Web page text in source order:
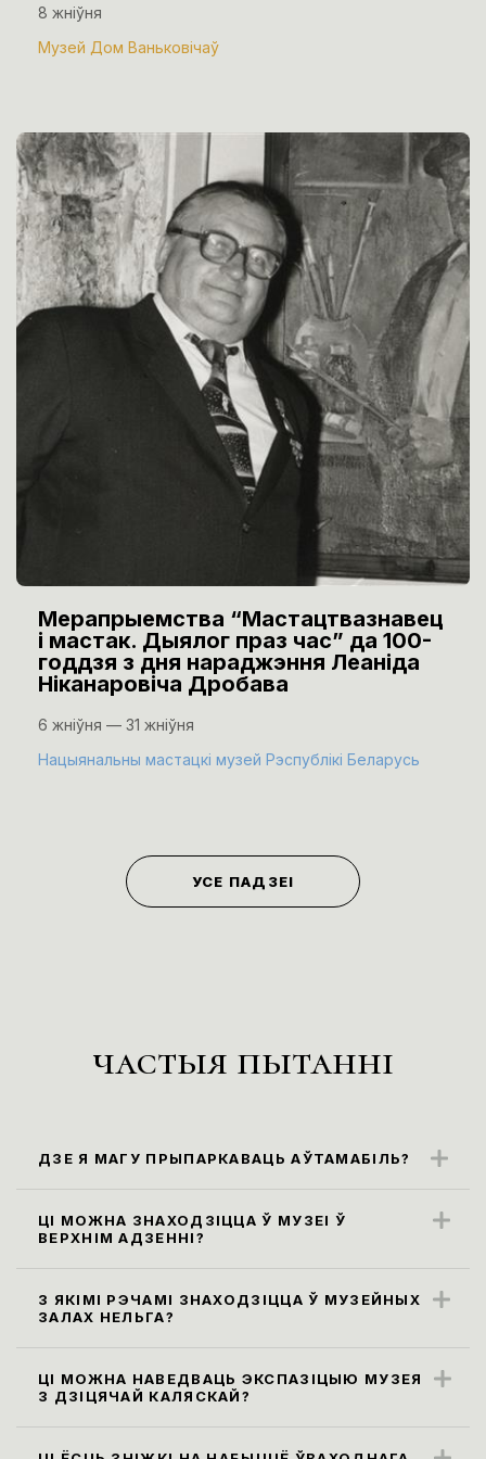
8 жніўня
Музей Дом Ваньковічаў
Мерапрыемства “Мастацтвазнавец
і мастак. Дыялог праз час” да 100-
годдзя з дня нараджэння Леаніда
Ніканаровіча Дробава
6 жніўня — 31 жніўня
Нацыянальны мастацкі музей Рэспублікі Беларусь
УСЕ ПАДЗЕІ
частыя пытанні
ДЗЕ Я МАГУ ПРЫПАРКАВАЦЬ АЎТАМАБІЛЬ?
знаходзяцца ўздоўж вул. Карла Маркса
(паркоўка платная)
ЦІ МОЖНА ЗНАХОДЗІЦЦА Ў МУЗЕІ Ў
ВЕРХНІМ АДЗЕННІ?
прадугледжваюць наведванне экспазіцыі
ў верхнім адзенні. Яго неабходна
З ЯКІМІ РЭЧАМІ ЗНАХОДЗІЦЦА Ў МУЗЕЙНЫХ
ЗАЛАХ НЕЛЬГА?
больш за 30х40х20 см, а таксама,
парасоны неабходна здаць у гардэроб ці
ЦІ МОЖНА НАВЕДВАЦЬ ЭКСПАЗІЦЫЮ МУЗЕЯ
З ДЗІЦЯЧАЙ КАЛЯСКАЙ?
катэгорыі 0+.